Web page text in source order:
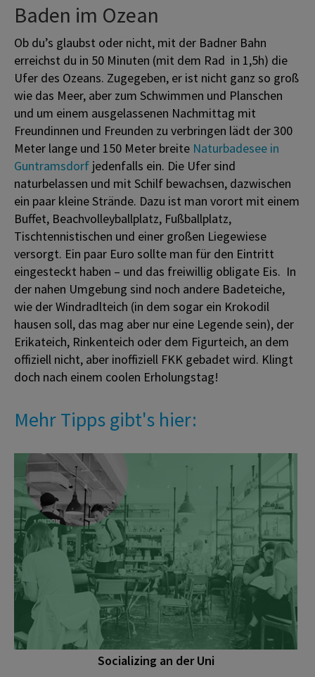
Baden im Ozean
Ob du’s glaubst oder nicht, mit der Badner Bahn
erreichst du in 50 Minuten (mit dem Rad in 1,5h) die
Ufer des Ozeans. Zugegeben, er ist nicht ganz so groß
wie das Meer, aber zum Schwimmen und Planschen
und um einem ausgelassenen Nachmittag mit
Freundinnen und Freunden zu verbringen lädt der 300
Meter lange und 150 Meter breite Naturbadesee in
Guntramsdorf jedenfalls ein. Die Ufer sind
naturbelassen und mit Schilf bewachsen, dazwischen
ein paar kleine Strände. Dazu ist man vorort mit einem
Buffet, Beachvolleyballplatz, Fußballplatz,
Tischtennistischen und einer großen Liegewiese
versorgt. Ein paar Euro sollte man für den Eintritt
eingesteckt haben – und das freiwillig obligate Eis. In
der nahen Umgebung sind noch andere Badeteiche,
wie der Windradlteich (in dem sogar ein Krokodil
hausen soll, das mag aber nur eine Legende sein), der
Erikateich, Rinkenteich oder dem Figurteich, an dem
offiziell nicht, aber inoffiziell FKK gebadet wird. Klingt
doch nach einem coolen Erholungstag!
Mehr Tipps gibt's hier:
Socializing an der Uni